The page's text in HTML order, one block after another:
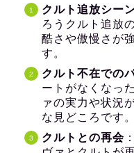
クルト追放シー
ろうクルト追放
酷さや傲慢さが
す。
クルト不在での
ートがなくなっ
ァの実力や状況
な見どころです。
クルトとの再会